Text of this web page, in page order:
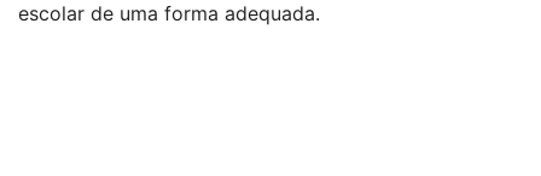
escolar de uma forma adequada.